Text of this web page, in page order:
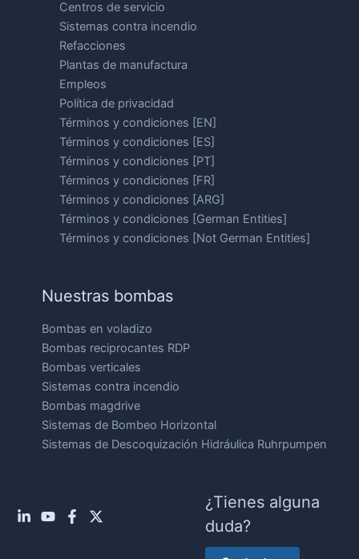
Centros de servicio
Sistemas contra incendio
Refacciones
Plantas de manufactura
Empleos
Política de privacidad
Términos y condiciones [EN]
Términos y condiciones [ES]
Términos y condiciones [PT]
Términos y condiciones [FR]
Términos y condiciones [ARG]
Términos y condiciones [German Entities]
Términos y condiciones [Not German Entities]
Nuestras bombas
Bombas en voladizo
Bombas reciprocantes RDP
Bombas verticales
Sistemas contra incendio
Bombas magdrive
Sistemas de Bombeo Horizontal
Sistemas de Descoquización Hidráulica Ruhrpumpen
¿Tienes alguna
duda?